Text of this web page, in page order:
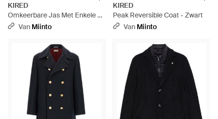
KIRED
Omkeerbare Jas Met Enkele Rij
Knopen - Bruin
Van Miinto
KIRED
Peak Reversible Coat - Zwart
Van Miinto